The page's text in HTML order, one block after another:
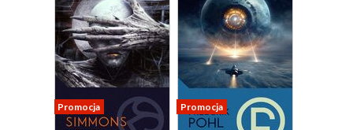
Promocja Promocja